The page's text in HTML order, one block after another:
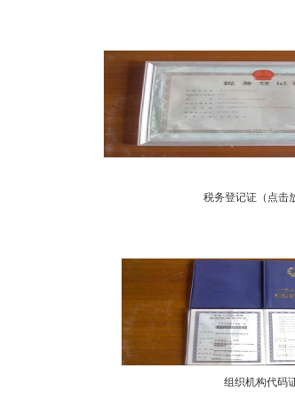
税务登记证（点击
组织机构代码